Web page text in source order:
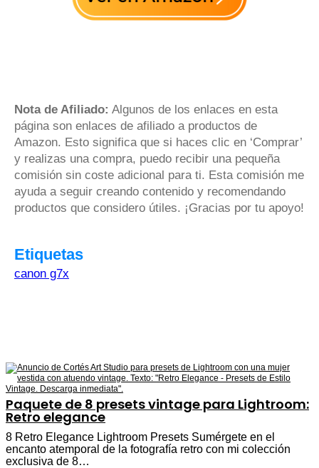
Nota de Afiliado: Algunos de los enlaces en esta
página son enlaces de afiliado a productos de
Amazon. Esto significa que si haces clic en ‘Comprar’
y realizas una compra, puedo recibir una pequeña
comisión sin coste adicional para ti. Esta comisión me
ayuda a seguir creando contenido y recomendando
productos que considero útiles. ¡Gracias por tu apoyo!
Etiquetas
canon g7x
Paquete de 8 presets vintage para Lightroom:
Retro elegance
8 Retro Elegance Lightroom Presets Sumérgete en el
encanto atemporal de la fotografía retro con mi colección
exclusiva de 8…